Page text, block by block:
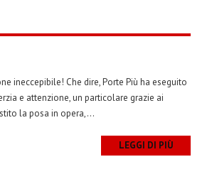
ineccepibile! Che dire, Porte Più ha eseguito
e attenzione, un particolare grazie ai
la posa in opera,...
LEGGI DI PIÙ